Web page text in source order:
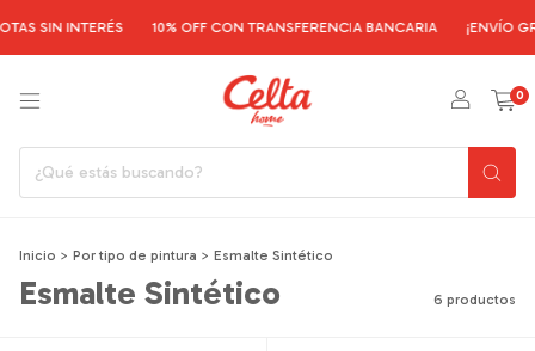
INTERÉS 10% OFF CON TRANSFERENCIA BANCARIA ¡ENVÍO GRATIS
0
Inicio > Por tipo de pintura > Esmalte Sintético
Esmalte Sintético 6 productos